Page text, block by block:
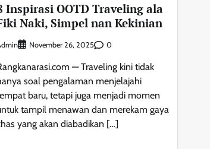
Inspirasi OOTD Traveling ala
Naki, Simpel nan Kekinian
November 26, 2025 0
— Traveling kini tidak
soal pengalaman menjelajahi
baru, tetapi juga menjadi momen
tampil menawan dan merekam gaya
yang akan diabadikan […]